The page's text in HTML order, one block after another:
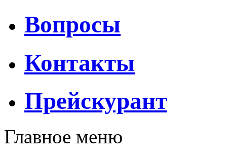
Вопросы
Контакты
Прейскурант
Главное меню